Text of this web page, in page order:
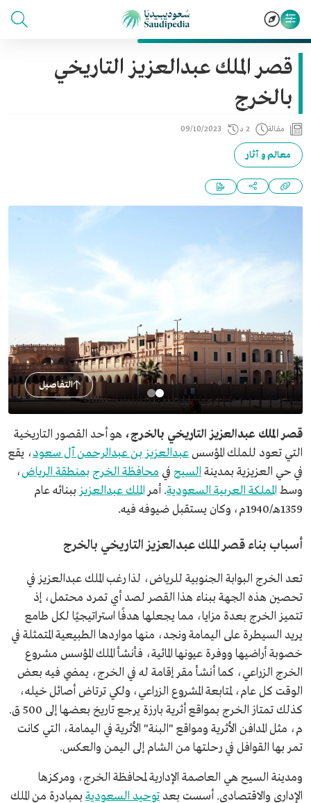
قصر الملك عبدالعزيز التاريخي
بالخرج
مقالة 2 د 09/10/2023
معالم و آثار
التفاصيل
قصر الملك عبدالعزيز التاريخي بالخرج، هو أحد القصور التاريخية
التي تعود للملك المؤسسعبدالعزيز بن عبدالرحمن آل سعود، يقع
في حي العزيزية بمدينة السيح في محافظة الخرج بمنطقة الرياض،
وسطالمملكة العربية السعودية. أمر الملك عبدالعزيز ببنائه عام
1359هـ/1940م، وكان يستقبل ضيوفه فيه.
أسباب بناء قصر الملك عبدالعزيز التاريخي بالخرج
تعد الخرج البوابة الجنوبية للرياض، لذا رغب الملك عبدالعزيز في
تحصين هذه الجهة ببناء هذا القصر لصد أي تمرد محتمل، إذ
تتميز الخرج بعدة مزايا، مما يجعلها هدفًا استراتيجيًا لكل طامع
يريد السيطرة على اليمامة ونجد، منها مواردها الطبيعية المتمثلة في
خصوبة أراضيها ووفرة عيونها المائية، فأنشأ الملك المؤسس مشروع
الخرج الزراعي، كما أنشأ مقر إقامة له في الخرج، يمضي فيه بعض
الوقت كل عام، لمتابعة المشروع الزراعي، ولكي ترتاض أصائل خيله،
كذلك تمتاز الخرج بمواقع أثرية بارزة يرجع تاريخ بعضها إلى 500 ق.
م، مثل المدافن الأثرية ومواقع "البنة" الأثرية في اليمامة، التي كانت
تمر بها القوافل في رحلتها من الشام إلى اليمن والعكس.
ومدينة السيح هي العاصمة الإدارية لمحافظة الخرج، ومركزها
الإداري والاقتصادي. أسست بعد توحيد السعودية بمبادرة من الملك